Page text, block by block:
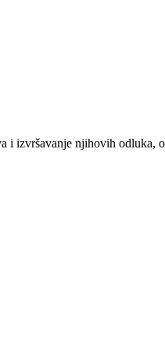
i izvršavanje njihovih odluka,